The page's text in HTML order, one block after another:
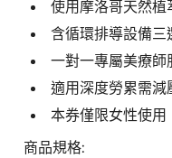
使用摩洛哥天然植
含循環排導設備
一對一專屬美療師
適用深度勞累需減
本券僅限女性使用
商品規格: